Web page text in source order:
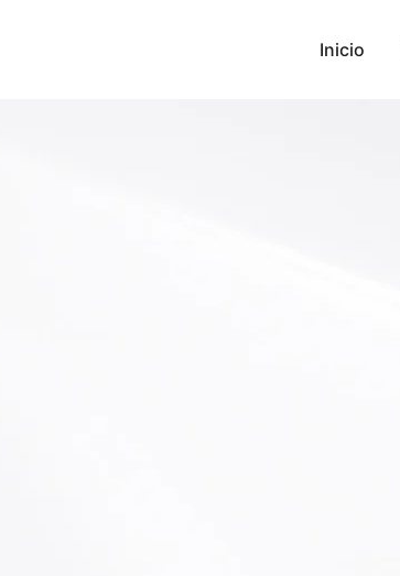
Inicio